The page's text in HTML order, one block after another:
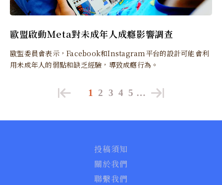
歐盟啟動Ｍeta對未成年人成癮影響調查
歐盟委員會表示，Facebook和Instagram平台的設計可能會利
用未成年人的弱點和缺乏經驗，導致成癮行為。
1 2 3 4 5 …
投稿須知
關於我們
聯繫我們